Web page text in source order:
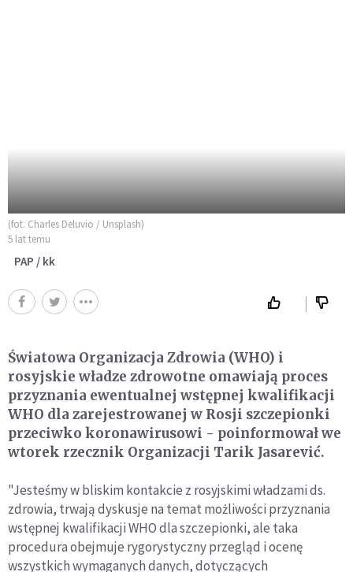
(fot. Charles Deluvio / Unsplash)
5 lat temu
PAP / kk
Światowa Organizacja Zdrowia (WHO) i
rosyjskie władze zdrowotne omawiają proces
przyznania ewentualnej wstępnej kwalifikacji
WHO dla zarejestrowanej w Rosji szczepionki
przeciwko koronawirusowi - poinformował we
wtorek rzecznik Organizacji Tarik Jasarević.
"Jesteśmy w bliskim kontakcie z rosyjskimi władzami ds.
zdrowia, trwają dyskusje na temat możliwości przyznania
wstępnej kwalifikacji WHO dla szczepionki, ale taka
procedura obejmuje rygorystyczny przegląd i ocenę
wszystkich wymaganych danych, dotyczących